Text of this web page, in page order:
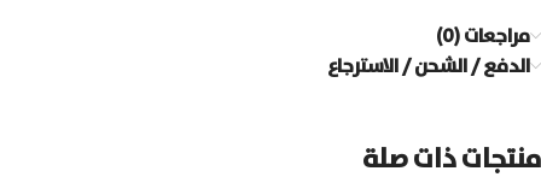
مراجعات (0)
الدفع / الشحن / الاسترجاع
منتجات ذات صلة